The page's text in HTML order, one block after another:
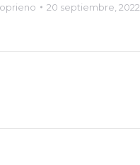
20 septiembre, 2022